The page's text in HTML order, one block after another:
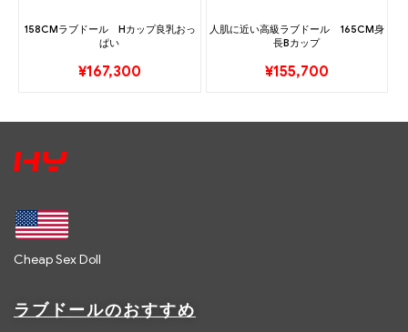
158CMラブドール Hカップ良乳おっ
ぱい
¥167,300
人肌に近い高級ラブドール 165CM身
長Bカップ
¥155,700
Cheap Sex Doll
ラブドールのおすすめ